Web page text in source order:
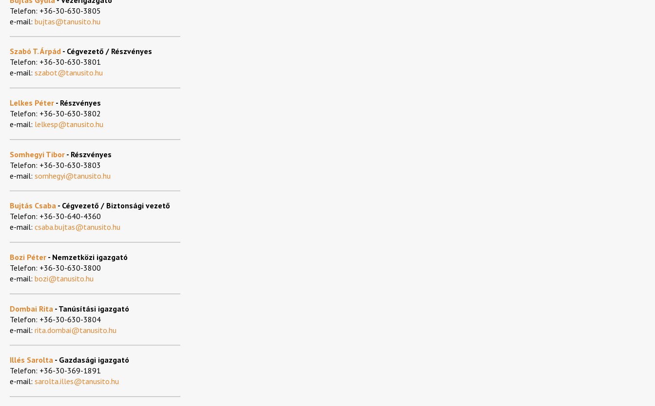
Telefon: +36-30-630-3805
e-mail: bujtas@tanusito.hu
Szabó T. Árpád - Cégvezető / Részvényes
Telefon: +36-30-630-3801
e-mail: szabot@tanusito.hu
Lelkes Péter - Részvényes
Telefon: +36-30-630-3802
e-mail: lelkesp@tanusito.hu
Somhegyi Tibor - Részvényes
Telefon: +36-30-630-3803
e-mail: somhegyi@tanusito.hu
Bujtás Csaba - Cégvezető / Biztonsági vezető
Telefon: +36-30-640-4360
e-mail: csaba.bujtas@tanusito.hu
Bozi Péter - Nemzetközi igazgató
Telefon: +36-30-630-3800
e-mail: bozi@tanusito.hu
Dombai Rita - Tanúsítási igazgató
Telefon: +36-30-630-3804
e-mail: rita.dombai@tanusito.hu
Illés Sarolta - Gazdasági igazgató
Telefon: +36-30-369-1891
e-mail: sarolta.illes@tanusito.hu